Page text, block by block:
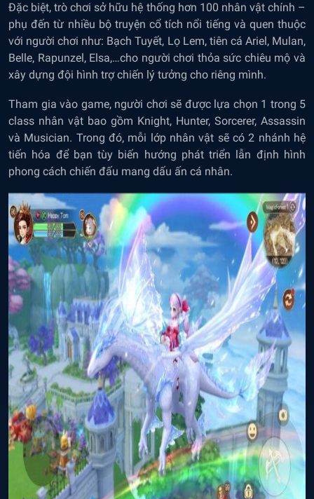
Đặc biệt, trò chơi sở hữu hệ thống hơn 100 nhân vật chính –
phụ đến từ nhiều bộ truyện cổ tích nổi tiếng và quen thuộc
với người chơi như: Bạch Tuyết, Lọ Lem, tiên cá Ariel, Mulan,
Belle, Rapunzel, Elsa,…cho người chơi thỏa sức chiêu mộ và
xây dựng đội hình trợ chiến lý tưởng cho riêng mình.
Tham gia vào game, người chơi sẽ được lựa chọn 1 trong 5
class nhân vật bao gồm Knight, Hunter, Sorcerer, Assassin
và Musician. Trong đó, mỗi lớp nhân vật sẽ có 2 nhánh hệ
tiến hóa để bạn tùy biến hướng phát triển lẫn định hình
phong cách chiến đấu mang dấu ấn cá nhân.